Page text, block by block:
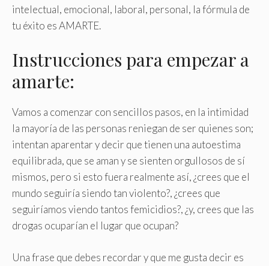
intelectual, emocional, laboral, personal, la fórmula de
tu éxito es AMARTE.
Instrucciones para empezar a
amarte:
Vamos a comenzar con sencillos pasos, en la intimidad
la mayoría de las personas reniegan de ser quienes son;
intentan aparentar y decir que tienen una autoestima
equilibrada, que se aman y se sienten orgullosos de sí
mismos, pero si esto fuera realmente así, ¿crees que el
mundo seguiría siendo tan violento?, ¿crees que
seguiríamos viendo tantos femicidios?, ¿y, crees que las
drogas ocuparían el lugar que ocupan?
Una frase que debes recordar y que me gusta decir es